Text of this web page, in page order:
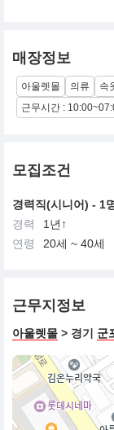
개인마다 아름다움
그것이 아름다움의
생각합니다.
신영와코루는 개인
‘비너스’는 지금 단
아름다운 마음의
꿈, 여성만의 아름
매장정보
아울렛몰 의류 속
근무시간 :
모집조건
경력직(시니어) - 1
경력
1년↑
연령
20세 ~ 40세
근무지정보
아울렛몰 > 경기 군